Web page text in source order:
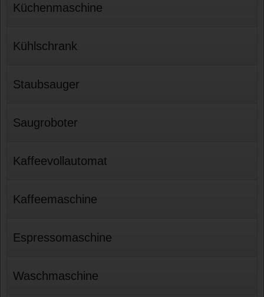
Küchenmaschine
Kühlschrank
Staubsauger
Saugroboter
Kaffeevollautomat
Kaffeemaschine
Espressomaschine
Waschmaschine